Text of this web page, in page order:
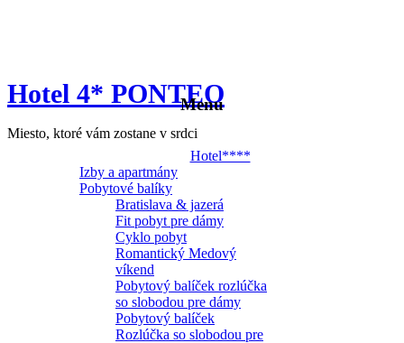
Hotel 4* PONTEO
Miesto, ktoré vám zostane v srdci
Menu
Hotel****
Izby a apartmány
Pobytové balíky
Bratislava & jazerá
Fit pobyt pre dámy
Cyklo pobyt
Romantický Medový
víkend
Pobytový balíček rozlúčka
so slobodou pre dámy
Pobytový balíček
Rozlúčka so slobodou pre